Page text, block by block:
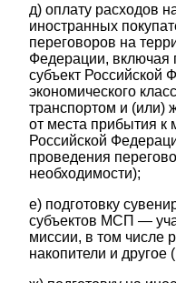
д) оплату расходов
иностранных
переговоров на
Федерации, включая
субъект Российской
экономического
транспортом и (или)
от места прибытия к
Российской
проведения
необходимости);
е) подготовку
субъектов МСП —
миссии, в том числе
накопители и другое